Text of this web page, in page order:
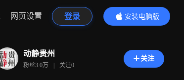
网页设置 登录
安装电脑版
内容更精彩
动静贵州
粉丝3.0万 | 关注0
关注